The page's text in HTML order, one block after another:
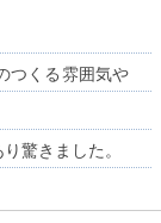
つくる雰囲気や
驚きました。